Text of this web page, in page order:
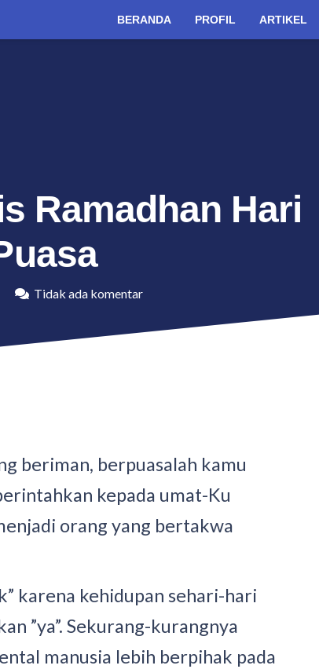
BERANDA PROFIL ARTIKEL
Ramadhan Hari
Tidak ada komentar
beriman, berpuasalah kamu
kepada umat-Ku
orang yang bertakwa
karena kehidupan sehari-hari
”ya”. Sekurang-kurangnya
manusia lebih berpihak pada